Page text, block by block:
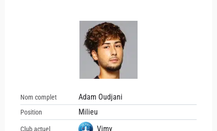
Nom complet Adam Oudjani
Position Milieu
Club actuel Vimy